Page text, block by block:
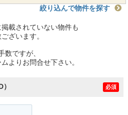
絞り込んで物件を探す
載されていない物件も
ざいます。
数ですが、
よりお問合せ下さい。
必須